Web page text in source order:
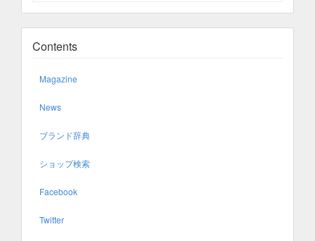
Contents
Magazine
News
ブランド辞典
ショップ検索
Facebook
Twitter